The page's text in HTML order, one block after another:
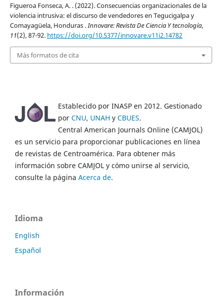
Figueroa Fonseca, A. . (2022). Consecuencias organizacionales de la
violencia intrusiva: el discurso de vendedores en Tegucigalpa y
Comayagüela, Honduras .Innovare: Revista De Ciencia Y tecnología,
11(2), 87-92. https://doi.org/10.5377/innovare.v11i2.14782
Más formatos de cita
Establecido por INASP en 2012. Gestionado
por CNU, UNAH y CBUES.
Central American Journals Online (CAMJOL)
es un servicio para proporcionar publicaciones en línea
de revistas de Centroamérica. Para obtener más
información sobre CAMJOL y cómo unirse al servicio,
consulte la página Acerca de.
Idioma
English
Español
Información